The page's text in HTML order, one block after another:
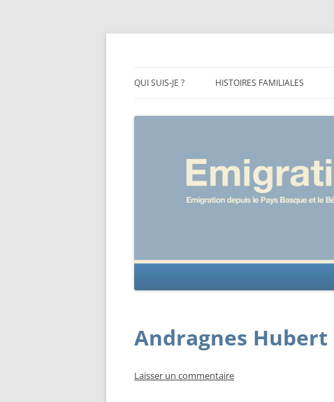
QUI SUIS-JE ? HISTOIRES FAMILIALES
Andragnes Hubert
Laisser un commentaire